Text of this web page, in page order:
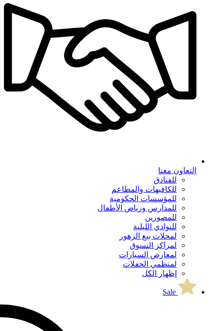
التعاون معنا
للفنادق
للكافيهات والمطاعم
للمؤسسات الحكومية
للمدارس ورياض الأطفال
للمصورين
للنوادي الليلية
لمحلات بيع الزهور
لمراكز التسوق
لمعارض السيارات
لمنظمي الحفلات
إظهار الكل